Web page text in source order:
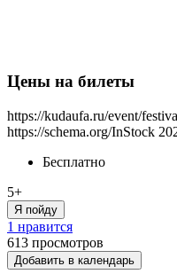
Цены на билеты
https://kudaufa.ru/event/
https://schema.org/InStock
Бесплатно
5+
Я пойду
1 нравится
613 просмотров
Добавить в календарь